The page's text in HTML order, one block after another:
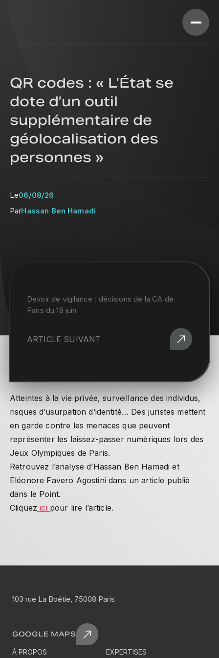
QR codes : « L’État se
dote d’un outil
supplémentaire de
géolocalisation des
personnes »
Le06/08/26
ParHassan Ben Hamadi
Devoir de vigilance : décisions de la CA de
Paris du 18 juin
ARTICLE SUIVANT
Atteintes à la vie privée, surveillance des individus,
risques d’usurpation d’identité… Des juristes mettent
en garde contre les menaces que peuvent
représenter les laissez-passer numériques lors des
Jeux Olympiques de Paris.
Retrouvez l’analyse d’Hassan Ben Hamadi et
Eléonore Favero Agostini dans un article publié
dans le Point.
Cliquez ici pour lire l’article.
103 rue La Boétie, 75008 Paris
GOOGLE MAPS
À PROPOS EXPERTISES